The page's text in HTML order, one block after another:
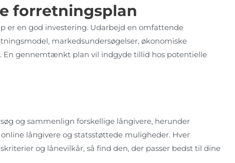
forretningsplan
er en god investering. Udarbejd en omfattende
markedsundersøgelser, økonomiske
En gennemtænkt plan vil indgyde tillid hos potentielle
og sammenlign forskellige långivere, herunder
långivere og statsstøttede muligheder. Hver
og lånevilkår, så find den, der passer bedst til dine